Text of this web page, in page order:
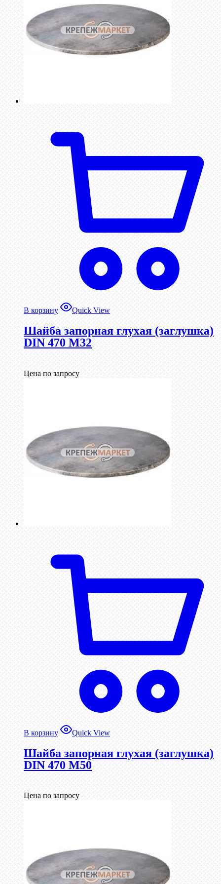
В корзину Quick View
Шайба запорная глухая (заглушка)
DIN 470 М32
Цена по запросу
В корзину Quick View
Шайба запорная глухая (заглушка)
DIN 470 М50
Цена по запросу